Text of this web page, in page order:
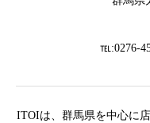
℡:0276-
ITOIは、群馬県を中心に